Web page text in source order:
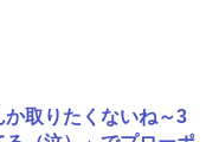
取りたくないね～3